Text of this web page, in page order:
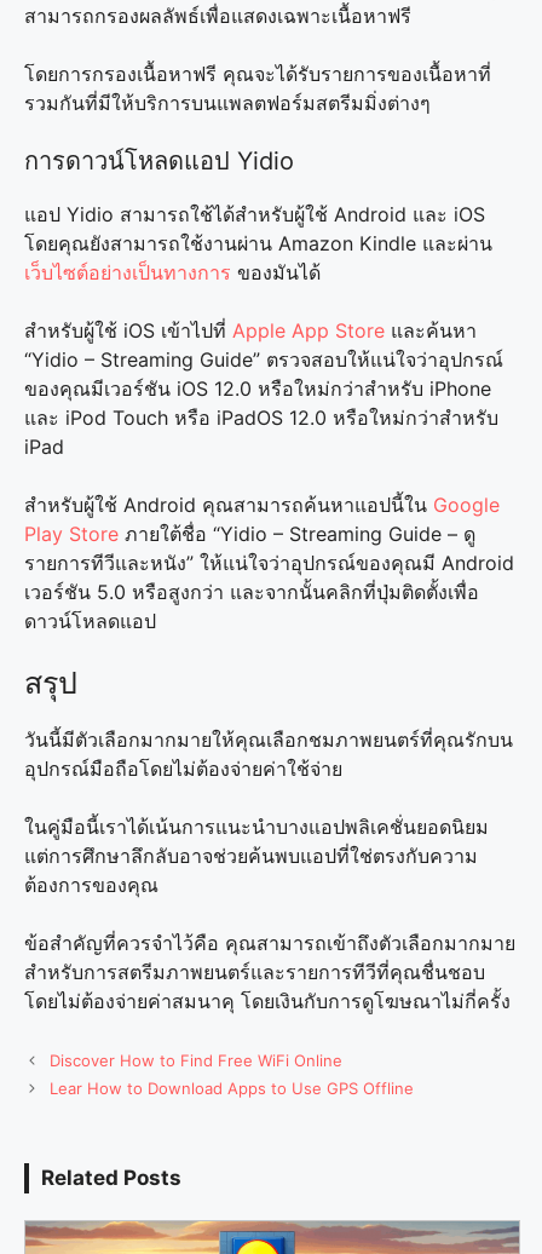
สามารถกรองผลลัพธ์เพื่อแสดงเฉพาะเนื้อหาฟรี
โดยการกรองเนื้อหาฟรี คุณจะได้รับรายการของเนื้อหาที่
รวมกันที่มีให้บริการบนแพลตฟอร์มสตรีมมิ่งต่างๆ
การดาวน์โหลดแอป Yidio
แอป Yidio สามารถใช้ได้สำหรับผู้ใช้ Android และ iOS
โดยคุณยังสามารถใช้งานผ่าน Amazon Kindle และผ่าน
เว็บไซต์อย่างเป็นทางการ ของมันได้
สำหรับผู้ใช้ iOS เข้าไปที่ Apple App Store และค้นหา
“Yidio – Streaming Guide” ตรวจสอบให้แน่ใจว่าอุปกรณ์
ของคุณมีเวอร์ชัน iOS 12.0 หรือใหม่กว่าสำหรับ iPhone
และ iPod Touch หรือ iPadOS 12.0 หรือใหม่กว่าสำหรับ
iPad
สำหรับผู้ใช้ Android คุณสามารถค้นหาแอปนี้ใน Google
Play Store ภายใต้ชื่อ “Yidio – Streaming Guide – ดู
รายการทีวีและหนัง” ให้แน่ใจว่าอุปกรณ์ของคุณมี Android
เวอร์ชัน 5.0 หรือสูงกว่า และจากนั้นคลิกที่ปุ่มติดตั้งเพื่อ
ดาวน์โหลดแอป
สรุป
วันนี้มีตัวเลือกมากมายให้คุณเลือกชมภาพยนตร์ที่คุณรักบน
อุปกรณ์มือถือโดยไม่ต้องจ่ายค่าใช้จ่าย
ในคู่มือนี้เราได้เน้นการแนะนำบางแอปพลิเคชั่นยอดนิยม
แต่การศึกษาลึกลับอาจช่วยค้นพบแอปที่ใช่ตรงกับความ
ต้องการของคุณ
ข้อสำคัญที่ควรจำไว้คือ คุณสามารถเข้าถึงตัวเลือกมากมาย
สำหรับการสตรีมภาพยนตร์และรายการทีวีที่คุณชื่นชอบ
โดยไม่ต้องจ่ายค่าสมนาคุ โดยเงินกับการดูโฆษณาไม่กี่ครั้ง
Discover How to Find Free WiFi Online
Lear How to Download Apps to Use GPS Offline
Related Posts